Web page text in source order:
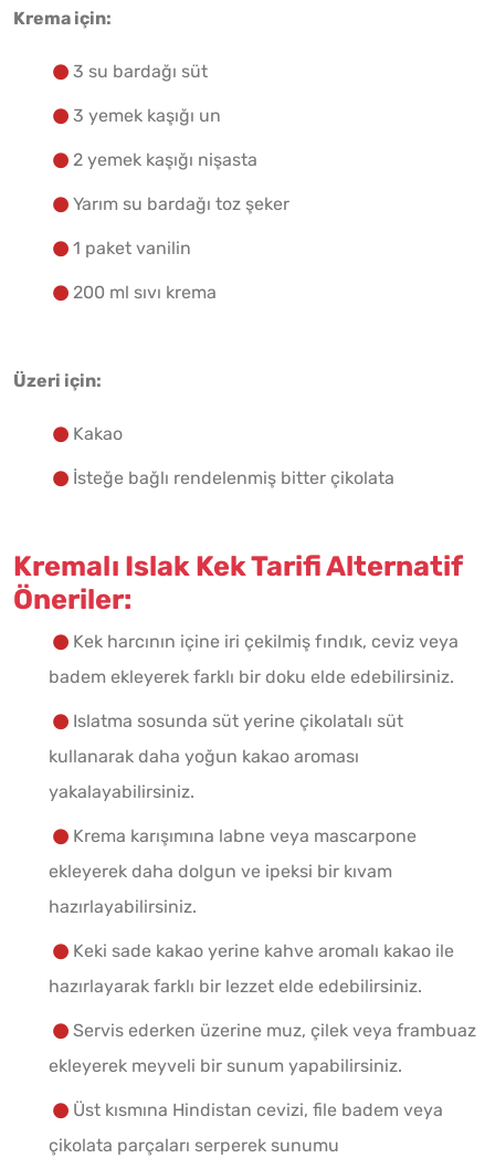
Krema için:
3 su bardağı süt
3 yemek kaşığı un
2 yemek kaşığı nişasta
Yarım su bardağı toz şeker
1 paket vanilin
200 ml sıvı krema
Üzeri için:
Kakao
İsteğe bağlı rendelenmiş bitter çikolata
Kremalı Islak Kek Tarifi Alternatif
Öneriler:
Kek harcının içine iri çekilmiş fındık, ceviz veya
badem ekleyerek farklı bir doku elde edebilirsiniz.
Islatma sosunda süt yerine çikolatalı süt
kullanarak daha yoğun kakao aroması
yakalayabilirsiniz.
Krema karışımına labne veya mascarpone
ekleyerek daha dolgun ve ipeksi bir kıvam
hazırlayabilirsiniz.
Keki sade kakao yerine kahve aromalı kakao ile
hazırlayarak farklı bir lezzet elde edebilirsiniz.
Servis ederken üzerine muz, çilek veya frambuaz
ekleyerek meyveli bir sunum yapabilirsiniz.
Üst kısmına Hindistan cevizi, file badem veya
çikolata parçaları serperek sunumu